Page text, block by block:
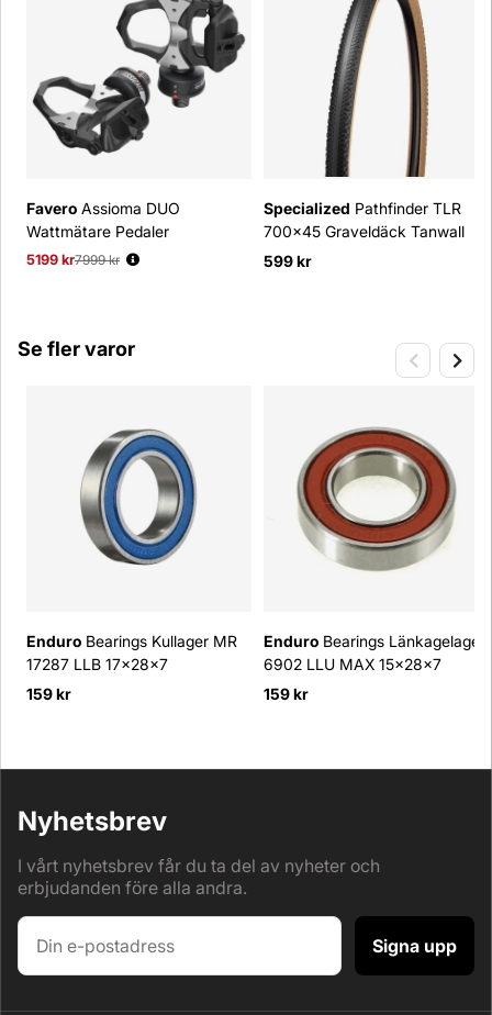
Favero Assioma DUO
Wattmätare Pedaler
5199 kr
Ordinarie pris:
7999 kr
Specialized Pathfinder TLR
700x45 Graveldäck Tanwall
599 kr
Se fler varor
Enduro Bearings Kullager MR
17287 LLB 17x28x7
159 kr
Enduro Bearings Länkagelager
6902 LLU MAX 15x28x7
159 kr
Nyhetsbrev
I vårt nyhetsbrev får du ta del av nyheter och
erbjudanden före alla andra.
Signa upp